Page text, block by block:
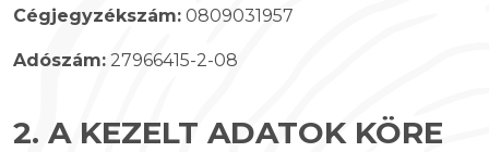
Cégjegyzékszám: 0809031957
Adószám: 27966415-2-08
2. A KEZELT ADATOK KÖRE